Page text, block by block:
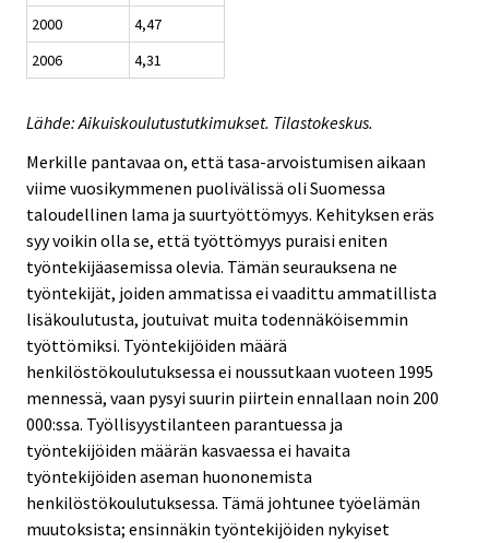
2000
4,47
2006
4,31
Lähde: Aikuiskoulutustutkimukset. Tilastokeskus.
Merkille pantavaa on, että tasa-arvoistumisen aikaan
viime vuosikymmenen puolivälissä oli Suomessa
taloudellinen lama ja suurtyöttömyys. Kehityksen eräs
syy voikin olla se, että työttömyys puraisi eniten
työntekijäasemissa olevia. Tämän seurauksena ne
työntekijät, joiden ammatissa ei vaadittu ammatillista
lisäkoulutusta, joutuivat muita todennäköisemmin
työttömiksi. Työntekijöiden määrä
henkilöstökoulutuksessa ei noussutkaan vuoteen 1995
mennessä, vaan pysyi suurin piirtein ennallaan noin 200
000:ssa. Työllisyystilanteen parantuessa ja
työntekijöiden määrän kasvaessa ei havaita
työntekijöiden aseman huononemista
henkilöstökoulutuksessa. Tämä johtunee työelämän
muutoksista; ensinnäkin työntekijöiden nykyiset